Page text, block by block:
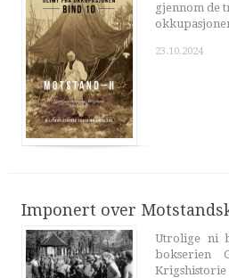
gjennom de
23.10.2024
Imponert over
Utrolige ni
bokserien